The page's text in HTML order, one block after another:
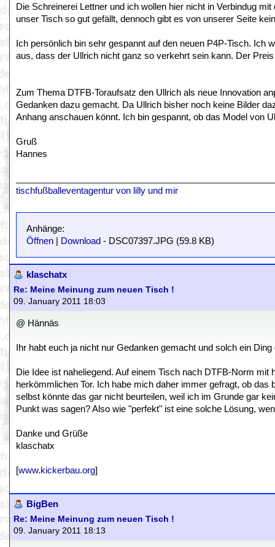
Die Schreinerei Lettner und ich wollen hier nicht in Verbindug
unser Tisch so gut gefällt, dennoch gibt es von unserer Seite
Ich persönlich bin sehr gespannt auf den neuen P4P-Tisch.
aus, dass der Ullrich nicht ganz so verkehrt sein kann. Der
Zum Thema DTFB-Toraufsatz den Ullrich als neue Innovation
Gedanken dazu gemacht. Da Ullrich bisher noch keine Bilder
Anhang anschauen könnt. Ich bin gespannt, ob das Model von
Gruß
Hannes
tischfußballeventagentur von lilly und mir
Anhänge:
Öffnen
Download - DSC07397.JPG (59.8 KB)
klaschatx
Re: Meine Meinung zum neuen Tisch !
09. January 2011 18:03
@ Hännäs
Ihr habt euch ja nicht nur Gedanken gemacht und solch ein
Die Idee ist naheliegend. Auf einem Tisch nach DTFB-Norm
herkömmlichen Tor. Ich habe mich daher immer gefragt, ob
selbst könnte das gar nicht beurteilen, weil ich im Grunde gar
Punkt was sagen? Also wie "perfekt" ist eine solche Lösung,
Danke und Grüße
klaschatx
[www.kickerbau.org]
BigBen
Re: Meine Meinung zum neuen Tisch !
09. January 2011 18:13